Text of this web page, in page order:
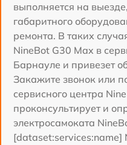
выполняется на
габаритного
ремонта. В таких
NineBot G30 Max в
Барнауле и привезет
Закажите звонок или
сервисного центра
проконсультирует и
электросамоката
[dataset:services:name]